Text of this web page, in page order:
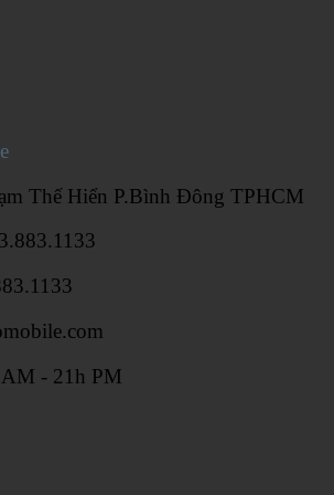
Thế Hiển P.Bình Đông TPHCM
- 21h PM